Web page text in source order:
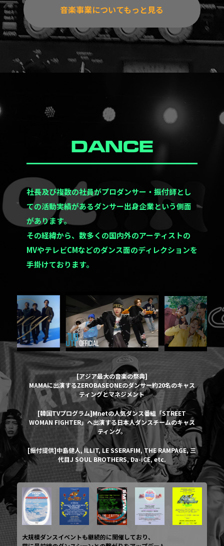
音楽事業についてもっと見る
DANCE
社長及び複数の社員がプロダンサー・振付師とし
ての活動実績があるダンサー出身企業という側面
があります。
その経緯から、数多くの国内外のアーティストの
MVやテレビCMなどのダンス面のディレクションを
手掛けております。
[アジア最大の音楽の祭典]
MAMAに出演するZEROBASEONEのダンサー約20名のキャス
ティングとマネジメント
[韓国TVプログラム]Mnetの人気ダンス番組「STREET
WOMAN FIGHTER」へ出演する日本人ダンスチームのキャス
ティング。
[振付提供]中島健人, ILLIT, LE SSERAFIM, THE RAMPAGE, 三
代目J SOUL BROTHERS, Da-iCE, etc.
大規模ダンスイベントも継続的に開催しており、